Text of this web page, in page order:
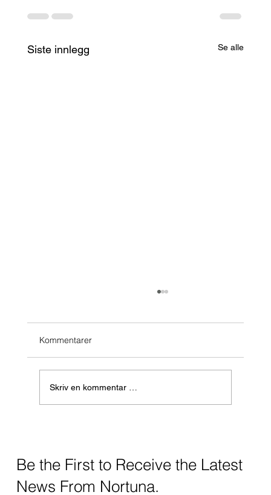
Siste innlegg Se alle
Kommentarer
Skriv en kommentar …
Be the First to Receive the Latest
News From Nortuna.